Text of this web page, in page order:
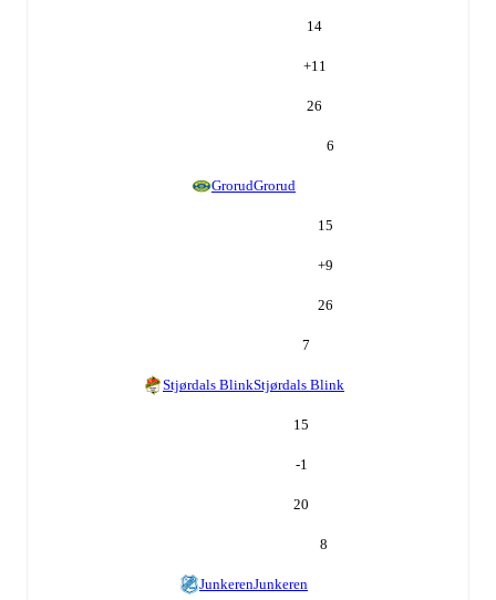
14
+11
26
6
GrorudGrorud
15
+9
26
7
Stjørdals BlinkStjørdals Blink
15
-1
20
8
JunkerenJunkeren